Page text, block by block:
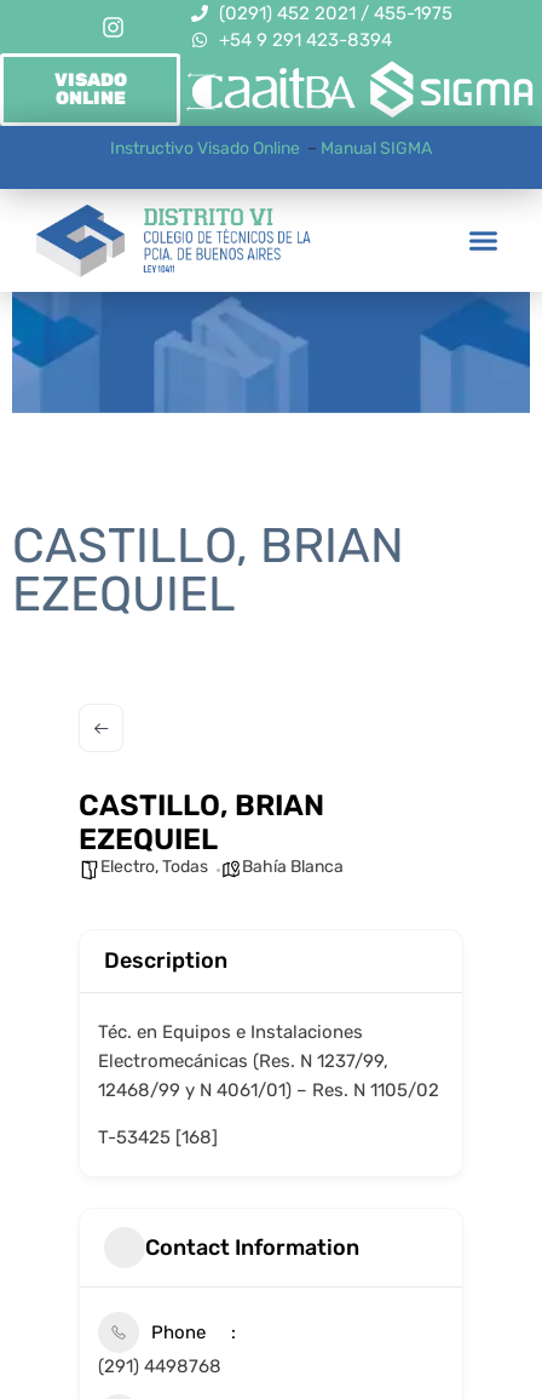
(0291) 452 2021 / 455-1975
+54 9 291 423-8394
VISADO
ONLINE
Instructivo Visado Online – Manual SIGMA
CASTILLO, BRIAN
EZEQUIEL
CASTILLO, BRIAN
EZEQUIEL
Electro,Todas Bahía Blanca
Description
Téc. en Equipos e Instalaciones
Electromecánicas (Res. N 1237/99,
12468/99 y N 4061/01) – Res. N 1105/02
T-53425 [168]
Contact Information
Phone
(291) 4498768